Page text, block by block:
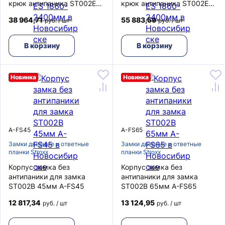
крюк антипаника ST002EAZ
U6-24-65-92-8-HB-LR ES
1860-2400мм
38 964,71 руб. / шт
В корзину
крюк антипаника ST002EAZ
U6-24-65-92-8-HB-LR ES
1860-2400мм
55 883,59 руб. / шт
В корзину
A-FS45
Замки дверные и ответные
планки Stroxx
Новинка
Корпус замка без
антипаники для замка
ST002B 45мм A-FS45
12 817,34 руб. / шт
A-FS65
Замки дверные и ответные
планки Stroxx
Новинка
Корпус замка без
антипаники для замка
ST002B 65мм A-FS65
13 124,95 руб. / шт